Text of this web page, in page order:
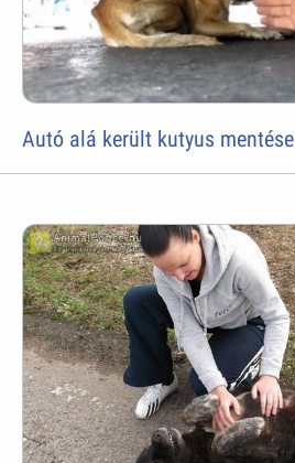
Autó alá került kutyus mentése